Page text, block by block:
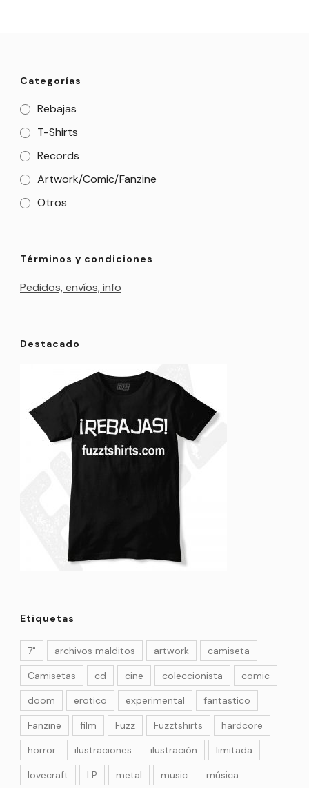
Categorías
Rebajas
T-Shirts
Records
Artwork/Comic/Fanzine
Otros
Términos y condiciones
Pedidos, envíos, info
Destacado
Etiquetas
7" archivos malditos artwork
camiseta
Camisetas
cd cine coleccionista
comic
doom
erotico experimental
fantastico
Fanzine
film Fuzz Fuzztshirts
hardcore
horror
ilustraciones ilustración
limitada
lovecraft
LP metal music música